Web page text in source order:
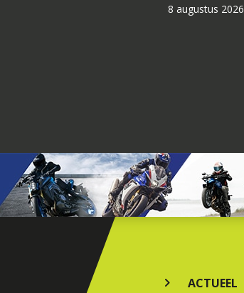
8 augustus 2026
ACTUEEL